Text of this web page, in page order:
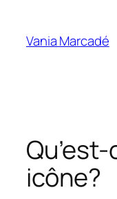
contenu
Vania Marcadé
icône?